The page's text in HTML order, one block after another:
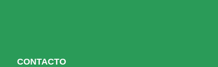
CONTACTO